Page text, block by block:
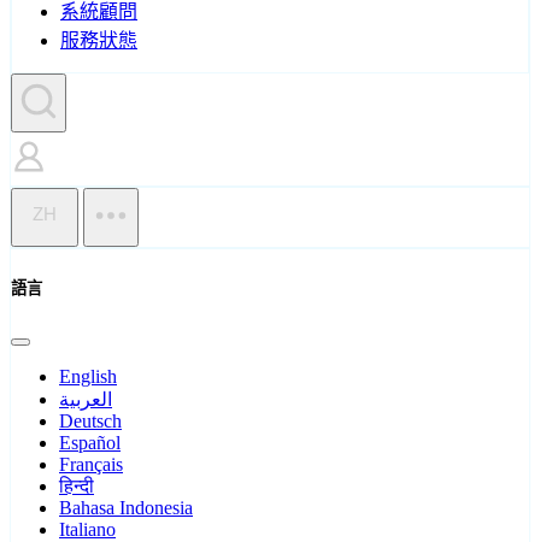
系統顧問
服務狀態
ZH
語言
English
العربية
Deutsch
Español
Français
हिन्दी
Bahasa Indonesia
Italiano